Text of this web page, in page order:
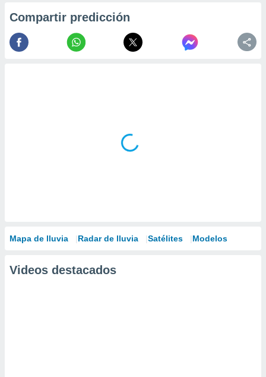
Compartir predicción
Mapa de lluvia Radar de lluvia Satélites Modelos
Videos destacados